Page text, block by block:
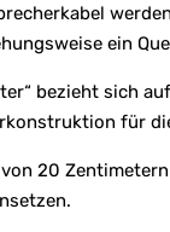
ein
bezieht sich
für
20